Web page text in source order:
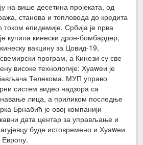
на више десетина пројеката, од
станова и топловода до кредита
епидемије. Србија је прва
купила кинески дрон-бомбардер,
вакцину за Цовид-19,
програм, а Кинези су све
високе технологије: Хуаwеи је
Телекома, МУП управо
систем видео надзора са
лица, а приликом последње
Брнабић је овој компанији
дата центар за управљање и
буде истовремено и Хуаwеи
Европу.